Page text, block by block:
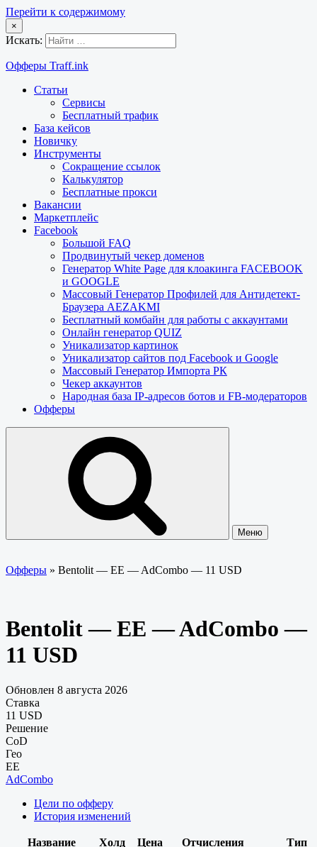
Перейти к содержимому
×
Искать:
Офферы Traff.ink
Статьи
Сервисы
Бесплатный трафик
База кейсов
Новичку
Инструменты
Сокращение ссылок
Калькулятор
Бесплатные прокси
Вакансии
Маркетплейс
Facebook
Большой FAQ
Продвинутый чекер доменов
Генератор White Page для клоакинга FACEBOOK
и GOOGLE
Массовый Генератор Профилей для Антидетект-
Браузера AEZAKMI
Бесплатный комбайн для работы с аккаунтами
Онлайн генератор QUIZ
Уникализатор картинок
Уникализатор сайтов под Facebook и Google
Массовый Генератор Импорта РК
Чекер аккаунтов
Народная база IP-адресов ботов и FB-модераторов
Офферы
Меню
Офферы » Bentolit — EE — AdCombo — 11 USD
Bentolit — EE — AdCombo —
11 USD
Обновлен 8 августа 2026
Ставка
11 USD
Решение
CoD
Гео
EE
AdCombo
Цели по офферу
История изменений
Название Холд Цена Отчисления
Тип